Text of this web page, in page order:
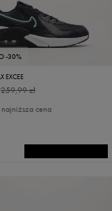
-30%
EXCEE
259,99 zł
cena